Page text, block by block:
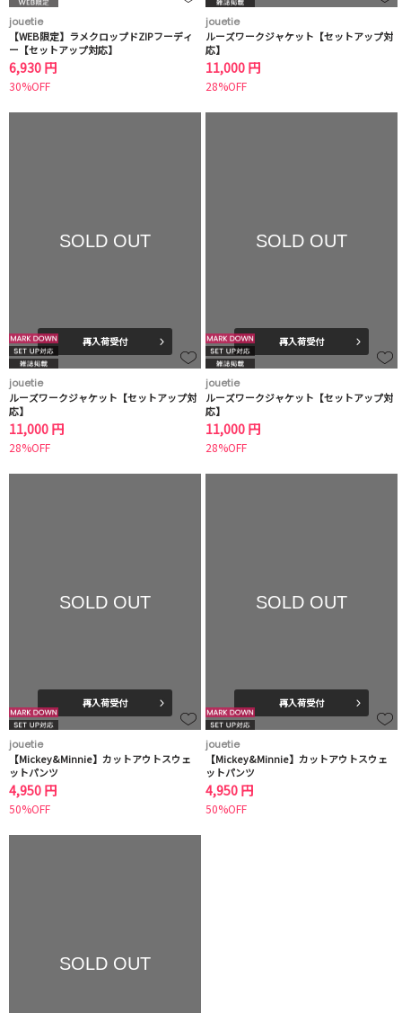
jouetie
【WEB限定】ラメクロップドZIPフーディ
ー【セットアップ対応】
6,930 円
30%OFF
jouetie
ルーズワークジャケット【セットアップ対
応】
11,000 円
28%OFF
SOLD OUT
再入荷受付
jouetie
ルーズワークジャケット【セットアップ対
応】
11,000 円
28%OFF
SOLD OUT
再入荷受付
jouetie
ルーズワークジャケット【セットアップ対
応】
11,000 円
28%OFF
SOLD OUT
再入荷受付
jouetie
【Mickey&Minnie】カットアウトスウェ
ットパンツ
4,950 円
50%OFF
SOLD OUT
再入荷受付
jouetie
【Mickey&Minnie】カットアウトスウェ
ットパンツ
4,950 円
50%OFF
SOLD OUT